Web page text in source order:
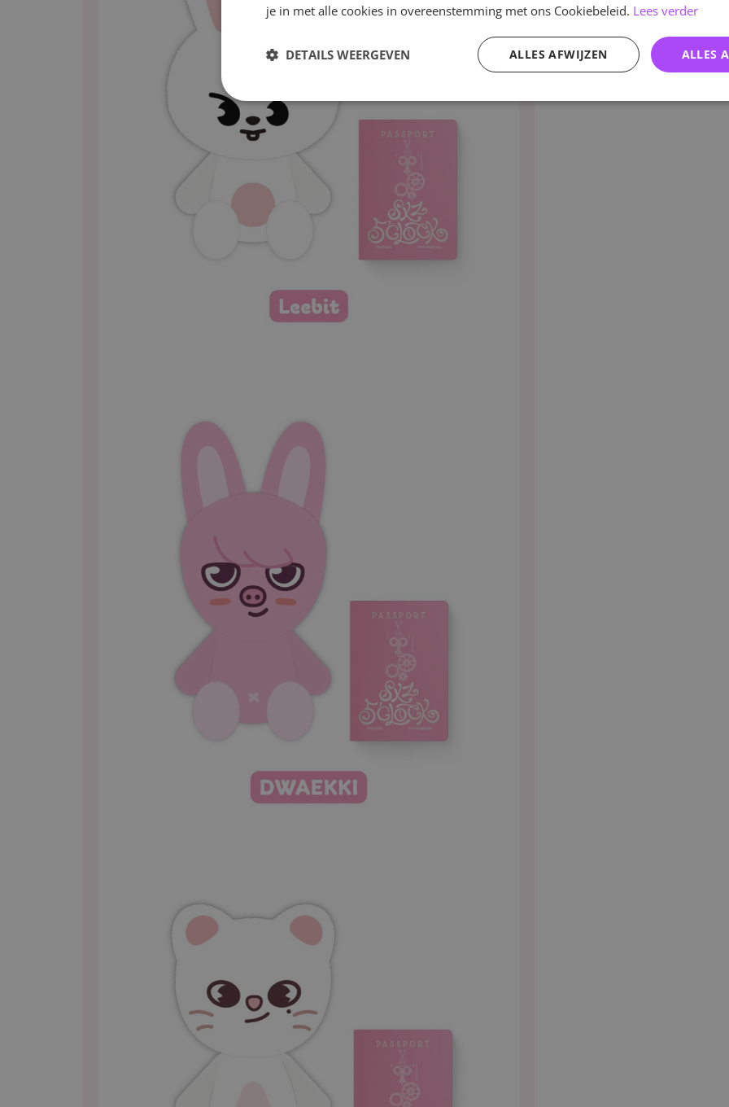
je in met alle cookies in overeenstemming met ons Cookiebeleid. Lees verder
ALLES
ALLES AFWIJZEN
DETAILS WEERGEVEN